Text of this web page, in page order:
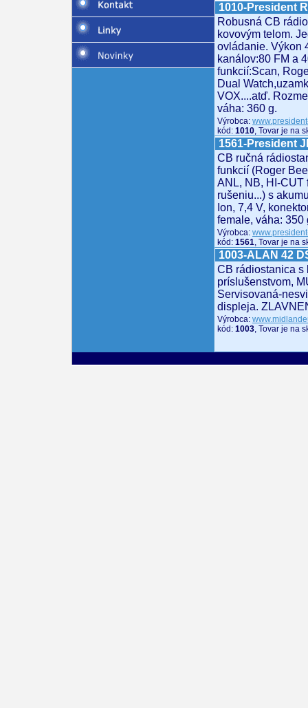
1010-President
Robusná CB
kovovým telom.
ovládanie. Výkon
kanálov:80 FM a
funkcií:Scan,
Dual
VOX....atď.
váha: 360 g.
Výrobca:
kód: 1010, Tovar je na
1561-President
CB ručná
funkcií (Roger
ANL, NB, HI-CUT
rušeniu...) s
Ion, 7,4 V,
female, váha: 350
Výrobca:
kód: 1561, Tovar je na
1003-ALAN 42
CB rádiostanica s
príslušenstvom,
Servisovaná-
displeja.
Výrobca:
kód: 1003, Tovar je na